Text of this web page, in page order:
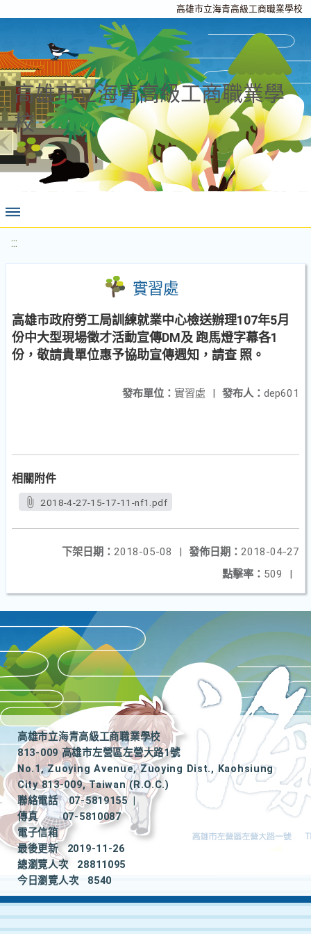
高雄市立海青高級工商職業學校
高雄市立海青高級工商職業學
校
:::
實習處
高雄市政府勞工局訓練就業中心檢送辦理107年5月
份中大型現場徵才活動宣傳DM及 跑馬燈字幕各1
份，敬請貴單位惠予協助宣傳週知，請查 照。
發布人： dep601
發布單位： 實習處 |
相關附件
2018-4-27-15-17-11-nf1.pdf
發佈日期： 2018-04-27
下架日期： 2018-05-08
|
點擊率： 509 |
高雄市立海青高級工商職業學校
813-009 高雄市左營區左營大路1號
No.1, Zuoying Avenue, Zuoying Dist., Kaohsiung
City 813-009, Taiwan (R.O.C.)
聯絡電話
07-5819155
|
傳真
07-5810087
電子信箱
最後更新
2019-11-26
總瀏覽人次
28811095
今日瀏覽人次
8540